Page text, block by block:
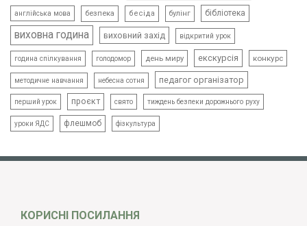
англійська мова безпека бесіда булінг бібліотека
виховна година виховний захід відкритий урок
година спілкування голодомор день миру екскурсія конкурс
методичне навчання небесна сотня педагог організатор
перший урок проєкт свято тиждень безпеки дорожнього руху
уроки ЯДС флешмоб фізкультура
КОРИСНІ ПОСИЛАННЯ